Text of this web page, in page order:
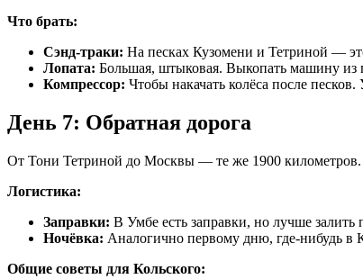
Что брать:
Сэнд-траки: На песках Кузомени и Тетриной —
Лопата: Большая, штыковая. Выкопать машину из
Компрессор: Чтобы накачать колёса после
День 7: Обратная дорога
От Тони Тетриной до Москвы — те же 1900 километров.
Логистика:
Заправки: В Умбе есть заправки, но лучше
Ночёвка: Аналогично первому дню, где-нибудь в
Общие советы для Кольского: